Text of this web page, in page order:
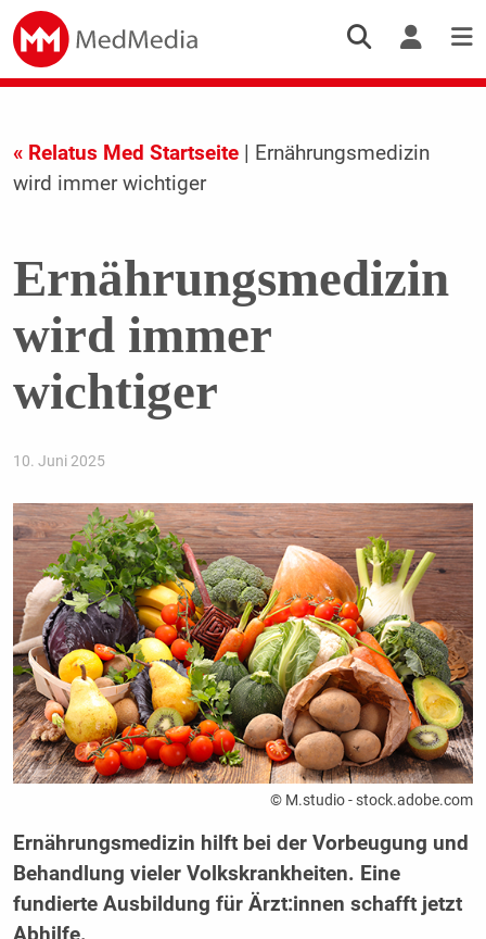
« Relatus Med Startseite| Ernährungsmedizin
wird immer wichtiger
Ernährungsmedizin
wird immer
wichtiger
10. Juni 2025
© M.studio - stock.adobe.com
Ernährungsmedizin hilft bei der Vorbeugung und
Behandlung vieler Volkskrankheiten. Eine
fundierte Ausbildung für Ärzt:innen schafft jetzt